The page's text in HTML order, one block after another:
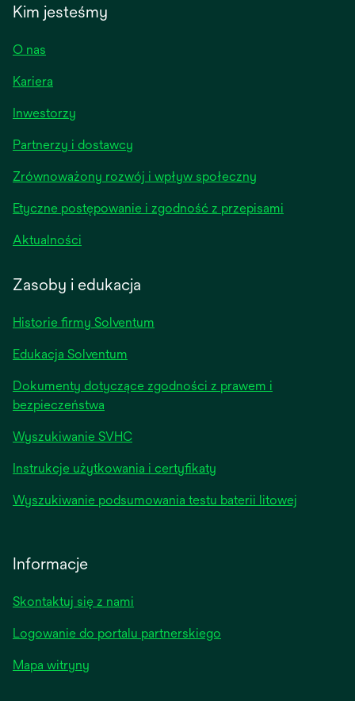
Kim jesteśmy
O nas
Kariera
Inwestorzy
a
new
Partnerzy i dostawcy
Zrównoważony rozwój i wpływ społeczny
Etyczne postępowanie i zgodność z przepisami
Aktualności
tab
Zasoby i edukacja
Historie firmy Solventum
Edukacja Solventum
Dokumenty dotyczące zgodności z prawem i
bezpieczeństwa
Wyszukiwanie SVHC
Instrukcje użytkowania i certyfikaty
Wyszukiwanie podsumowania testu baterii litowej
Informacje
Skontaktuj się z nami
Logowanie do portalu partnerskiego
Mapa witryny